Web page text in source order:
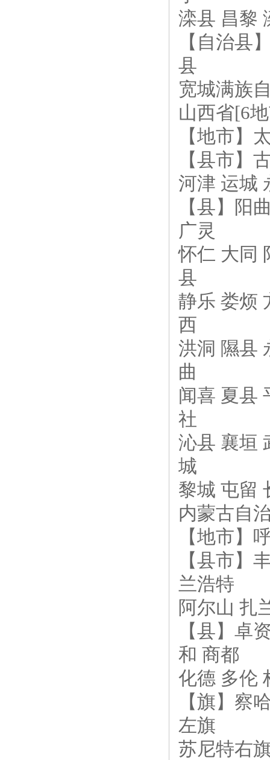
滦县 昌黎
【自治县
县
宽城满族
山西省[6
【地市】
【县市】
河津 运城
【县】阳
广灵
怀仁 大同
县
静乐 娄烦
西
洪洞 隰县
曲
闻喜 夏县
社
沁县 襄垣
城
黎城 屯留
内蒙古自
【地市】
【县市】
兰浩特
阿尔山 扎
【县】卓
和 商都
化德 多伦
【旗】察
左旗
苏尼特右